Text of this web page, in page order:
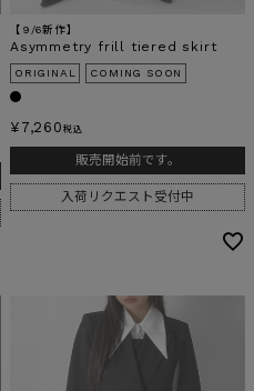
【9/6新作】
Asymmetry frill tiered skirt
ORIGINAL COMING SOON
¥ 7,260 税込
販売開始前です。
入荷リクエスト受付中